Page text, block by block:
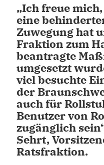
Ich freue mich,
eine
Zuwegung hat
Fraktion zum
beantragte
umgesetzt
viel besuchte
der
auch für
Benutzer von
zugänglich
Sehrt,
Ratsfraktion.